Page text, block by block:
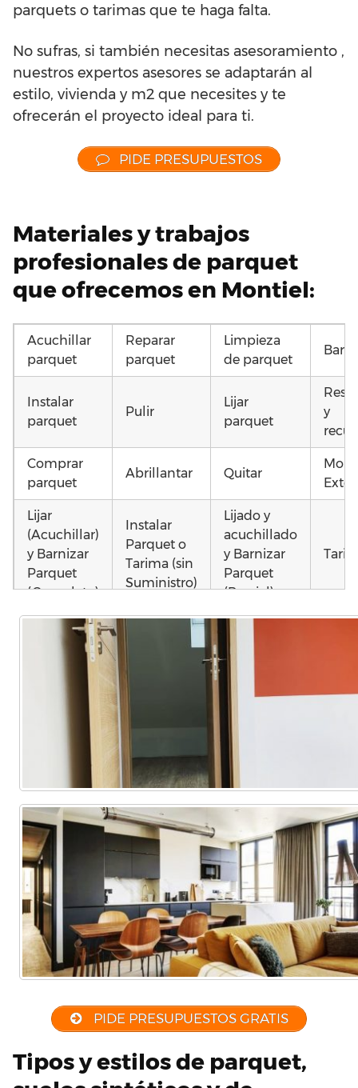
parquets o tarimas que te haga falta.
No sufras, si también necesitas asesoramiento ,
nuestros expertos asesores se adaptarán al
estilo, vivienda y m2 que necesites y te
ofrecerán el proyecto ideal para ti.
PIDE PRESUPUESTOS
Materiales y trabajos
profesionales de parquet
que ofrecemos en Montiel:
Acuchillar
parquet
Reparar
parquet
Limpieza
de parquet
Instalar
parquet
Pulir
Lijar
parquet
y
Comprar
parquet
Abrillantar Quitar
Lijar
(Acuchillar)
y Barnizar
Parquet
(Completo)
Instalar
Parquet o
Tarima (sin
Suministro)
Lijado y
acuchillado
y Barnizar
Parquet
(Parcial)
parquet o
Comercial
parquet o
Vivienda
Montar
Tarima
(Parcial)
PIDE PRESUPUESTOS GRATIS
Tipos y estilos de parquet,